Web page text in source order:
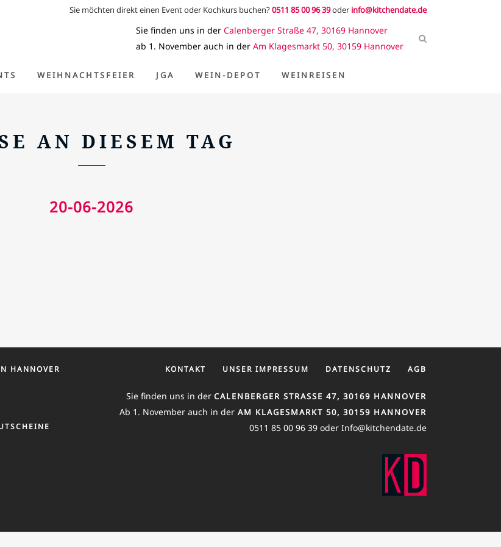
Sie möchten direkt einen Event oder Kochkurs buchen?0511 85 00 96 39oder info@kitchendate.de
Sie finden uns in der Calenberger Straße 47, 30169 Hannover
ab 1. November auch in der Am Klagesmarkt 50, 30159 Hannover
WEIHNACHTSFEIER JGA WEIN-DEPOT WEINREISEN
AN DIESEM TAG
20-06-2026
HANNOVER KONTAKT UNSER IMPRESSUM DATENSCHUTZ AGB
Sie finden uns in der CALENBERGER STRASSE 47, 30169 HANNOVER
Ab 1. November auch in der AM KLAGESMARKT 50, 30159 HANNOVER
0511 85 00 96 39 oder Info@kitchendate.de